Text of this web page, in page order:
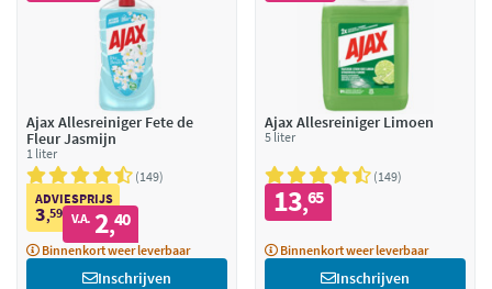
Ajax Allesreiniger Fete de
Fleur Jasmijn
1 liter
149
ADVIESPRIJS
3,59 V.A. 2,40
Binnenkort weer leverbaar
Inschrijven
Ajax Allesreiniger Limoen
5 liter
149
13,65
Binnenkort weer leverbaar
Inschrijven